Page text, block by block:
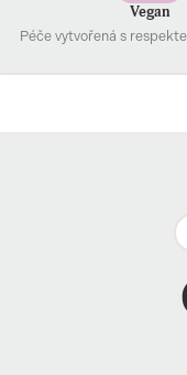
Vegan
Péče vytvořená s